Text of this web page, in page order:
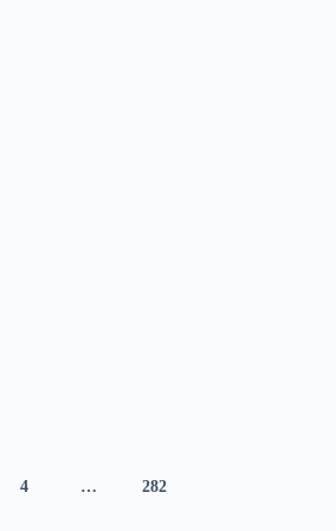
4 … 282